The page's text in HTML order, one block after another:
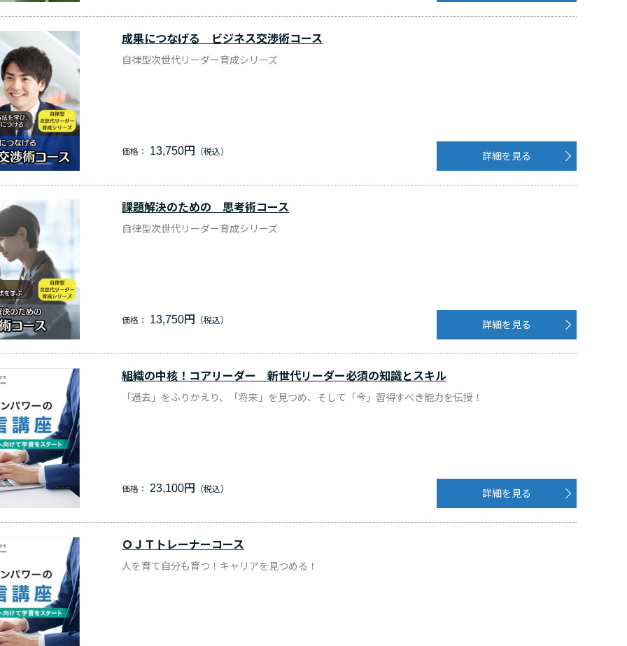
成果につなげる ビジネス交渉術コース
自律型次世代リーダー育成シリーズ
価格： 13,750円 詳細を見る
課題解決のための 思考術コース
自律型次世代リーダー育成シリーズ
価格： 13,750円 詳細を見る
組織の中核！コアリーダー 新世代リーダー必須の知識とスキル
「過去」をふりかえり、「将来」を見つめ、そして「今」習得すべき能力を伝授！
価格： 23,100円 詳細を見る
ＯＪＴトレーナーコース
人を育て自分も育つ！キャリアを見つめる！